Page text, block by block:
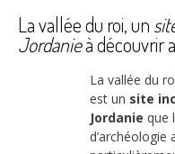
La vallée du roi, un
Jordanieà découvrir
La vallée du
est un site
Jordanie que
d’archéologie